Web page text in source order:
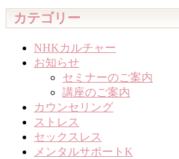
カテゴリー
NHKカルチャー
お知らせ
セミナーのご案内
講座のご案内
カウンセリング
ストレス
セックスレス
メンタルサポートK